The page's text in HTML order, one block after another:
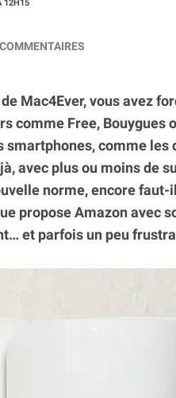
12H15
COMMENTAIRES
Mac4Ever, vous avez
comme Free, Bouygues
comme les
avec plus ou moins de
norme, encore faut-
propose Amazon avec
et parfois un peu